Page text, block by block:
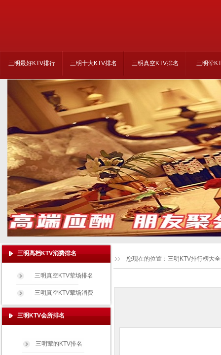
三明最好KTV排行 三明十大KTV排名 三明真空KTV排名 三明荤
您现在的位置： 三明KTV排行榜大全
三明高档KTV消费排名
三明真空KTV荤场排名
三明真空KTV荤场消费
三明KTV会所排名
三明荤的KTV排名